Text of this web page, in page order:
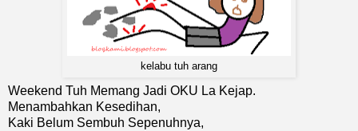
kelabu tuh arang
Weekend Tuh Memang Jadi OKU La Kejap.
Menambahkan Kesedihan,
Kaki Belum Sembuh Sepenuhnya,